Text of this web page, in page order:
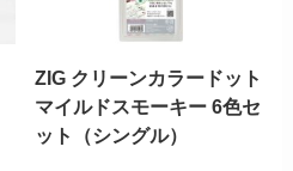
ZIG クリーンカラードット
マイルドスモーキー 6色セ
ット（シングル）